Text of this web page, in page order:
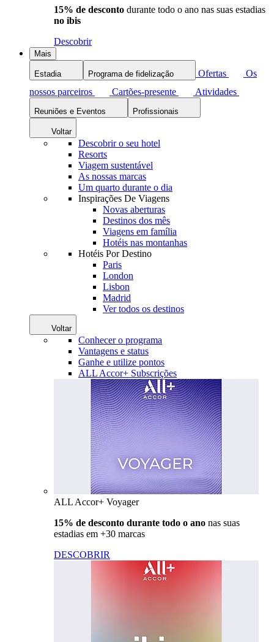
15% de desconto durante todo o ano nas suas estadias
no ibis
Descobrir
Mais
Estadia Programa de fidelização Ofertas
Os
nossos parceiros
Cartões-presente Atividades
Reuniões e Eventos Profissionais
Voltar
Descobrir o seu hotel
Resorts
Viagem sustentável
As nossas marcas
Um quarto durante o dia
Inspirações De Viagens
Novas aberturas
Destinos dos mês
Viagens em família
Hotéis nas montanhas
Hotéis Por Destino
Paris
London
Lisbon
Madrid
Ver todos os destinos
Voltar
Conhecer o programa
Vantagens e status
Ganhe e utilize pontos
ALL Accor+ Subscrições
ALL Accor+ Voyager
15% de desconto durante todo o ano nas suas
estadias em +30 marcas
DESCOBRIR